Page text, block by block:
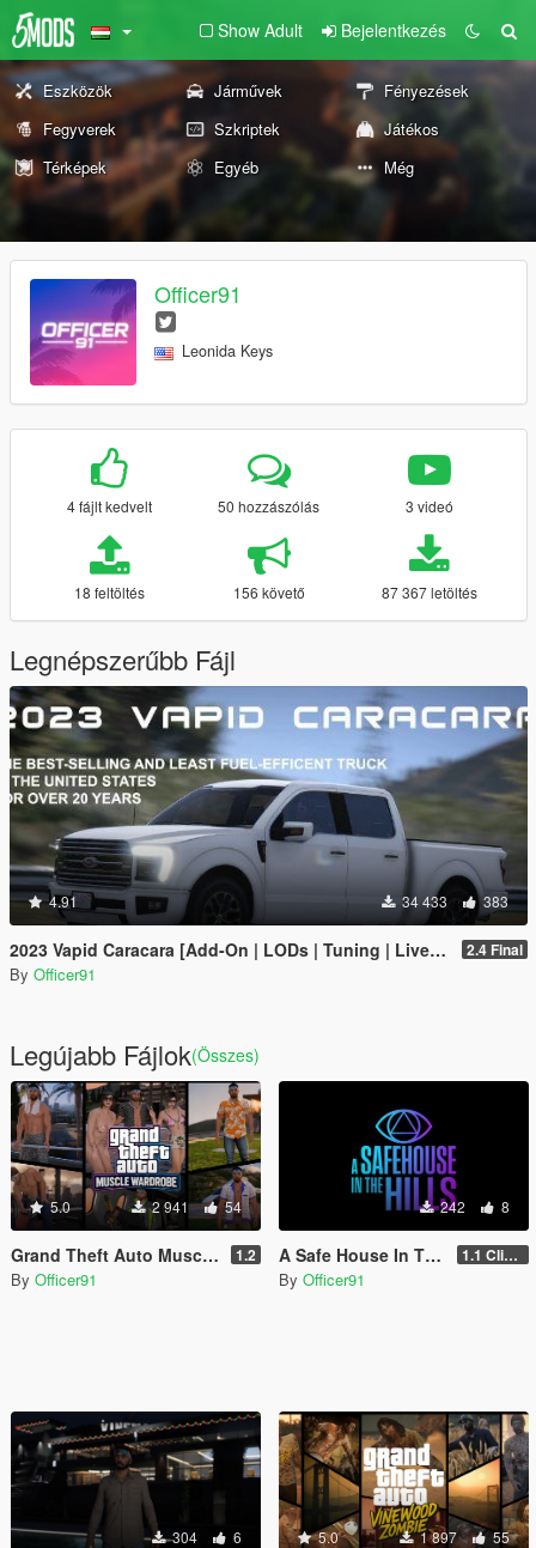
Show Adult Bejelentkezés
Eszközök Járművek
Fényezések
Fegyverek
Szkriptek
Játékos
Térképek
Egyéb Még
Officer91
Leonida Keys
4 fájlt kedvelt 50 hozzászólás 3 videó
18 feltöltés 156 követő 87 367 letöltés
Legnépszerűbb Fájl
4.91 34 433 383
2023 Vapid Caracara [Add-On | LODs | Tuning | Liveries] 2.4 Final
By Officer91
Legújabb Fájlok(Összes)
5.0 2 941 54
Grand Theft Auto Muscle Wardrobe 1.2
By Officer91
242 8
A Safe House In The Hills - Clifford 1.1 Clifford
By Officer91
304 6 5.0 1 897 55